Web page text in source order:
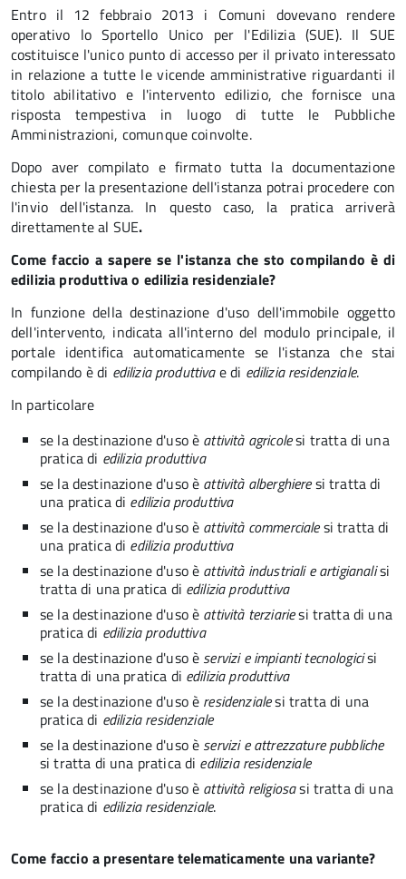
Entro il 12 febbraio 2013 i Comuni dovevano rendere
operativo lo Sportello Unico per l'Edilizia (SUE). Il SUE
costituisce l'unico punto di accesso per il privato interessato
in relazione a tutte le vicende amministrative riguardanti il
titolo abilitativo e l'intervento edilizio, che fornisce una
risposta tempestiva in luogo di tutte le Pubbliche
Amministrazioni, comunque coinvolte.
Dopo aver compilato e firmato tutta la documentazione
chiesta per la presentazione dell'istanza potrai procedere con
l'invio dell'istanza. In questo caso, la pratica arriverà
direttamente al SUE.
Come faccio a sapere se l'istanza che sto compilando è di
edilizia produttiva o edilizia residenziale?
In funzione della destinazione d'uso dell'immobile oggetto
dell'intervento, indicata all'interno del modulo principale, il
portale identifica automaticamente se l'istanza che stai
compilando è di edilizia produttivae di edilizia residenziale.
In particolare
se la destinazione d'uso è attività agricolesi tratta di una
pratica di edilizia produttiva
se la destinazione d'uso è attività alberghieresi tratta di
una pratica di edilizia produttiva
se la destinazione d'uso è attività commercialesi tratta di
una pratica di edilizia produttiva
se la destinazione d'uso è attività industriali e artigianalisi
tratta di una pratica di edilizia produttiva
se la destinazione d'uso è attività terziariesi tratta di una
pratica di edilizia produttiva
se la destinazione d'uso è servizi e impianti tecnologicisi
tratta di una pratica di edilizia produttiva
se la destinazione d'uso è residenzialesi tratta di una
pratica di edilizia residenziale
se la destinazione d'uso è servizi e attrezzature pubbliche
si tratta di una pratica di edilizia residenziale
se la destinazione d'uso è attività religiosasi tratta di una
pratica di edilizia residenziale.
Come faccio a presentare telematicamente una variante?